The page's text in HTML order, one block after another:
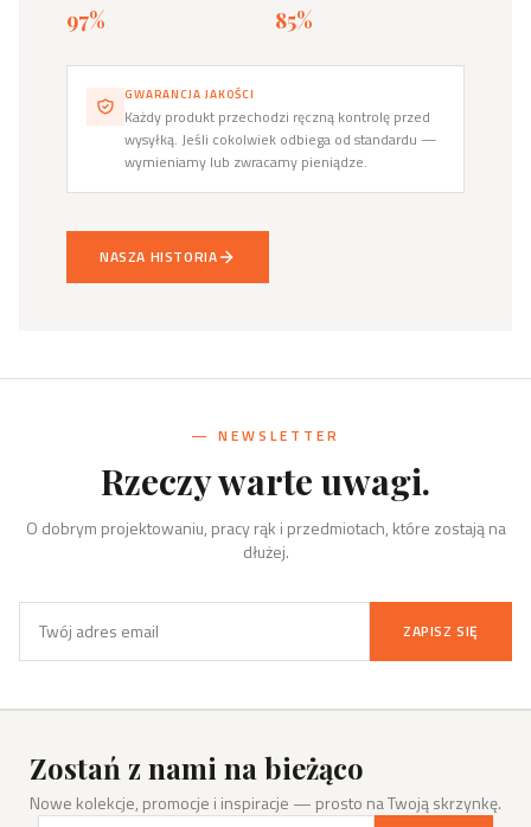
97% 85%
GWARANCJA JAKOŚCI
Każdy produkt przechodzi ręczną kontrolę przed
wysyłką. Jeśli cokolwiek odbiega od standardu —
wymieniamy lub zwracamy pieniądze.
NASZA HISTORIA
— NEWSLETTER
Rzeczy warte uwagi.
O dobrym projektowaniu, pracy rąk i przedmiotach, które zostają na
dłużej.
ZAPISZ SIĘ
Zostań z nami na bieżąco
Nowe kolekcje, promocje i inspiracje — prosto na Twoją skrzynkę.